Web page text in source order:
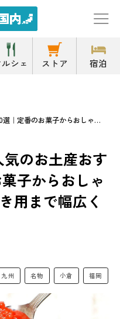
シェ ストア 宿泊
【2026】小倉駅で人気のお土産おすすめ20選｜定番のお菓子からおしゃれなお土産・ばらまき用まで幅広く紹介
気のお土産おす
子からおしゃ
用まで幅広く
九州 名物 小倉 福岡